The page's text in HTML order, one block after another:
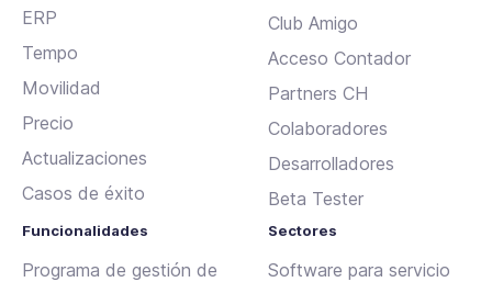
ERP
Tempo
Movilidad
Precio
Actualizaciones
Casos de éxito
Club Amigo
Acceso Contador
Partners CH
Colaboradores
Desarrolladores
Beta Tester
Funcionalidades
Programa de gestión de
Sectores
Software para servicio